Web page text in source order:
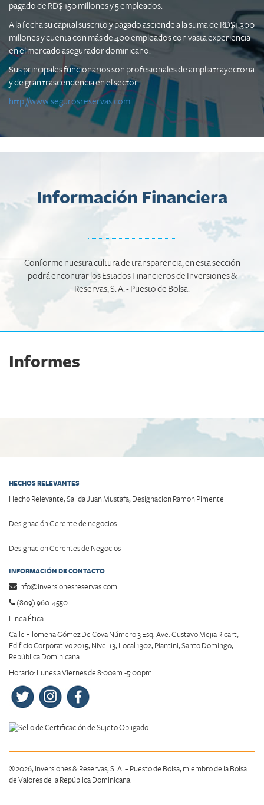
pagado de RD$ 150 millones y 5 empleados.
A la fecha su capital suscrito y pagado asciende a la suma de RD$1,300
millones y cuenta con más de 400 empleados con vasta experiencia
en el mercado asegurador dominicano.
Sus principales funcionarios son profesionales de amplia trayectoria
y de gran trascendencia en el sector.
http://www.segurosreservas.com
Información Financiera
Conforme nuestra cultura de transparencia, en esta sección
podrá encontrar los Estados Financieros de Inversiones &
Reservas, S. A. - Puesto de Bolsa.
Informes
HECHOS RELEVANTES
Hecho Relevante, Salida Juan Mustafa, Designacion Ramon Pimentel
Designación Gerente de negocios
Designacion Gerentes de Negocios
INFORMACIÓN DE CONTACTO
info@inversionesreservas.com
(809) 960-4550
Linea Ética
Calle Filomena Gómez De Cova Número 3 Esq. Ave. Gustavo Mejia Ricart,
Edificio Corporativo 2015, Nivel 13, Local 1302, Piantini, Santo Domingo,
República Dominicana.
Horario: Lunes a Viernes de 8:00am.-5:00pm.
® 2026, Inversiones & Reservas, S. A. – Puesto de Bolsa, miembro de la Bolsa
de Valores de la República Dominicana.